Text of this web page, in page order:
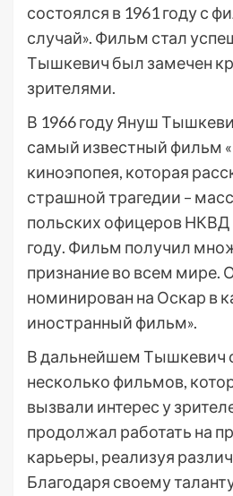
состоялся в 1961 году с
случай». Фильм стал
Тышкевич был замечен
зрителями.
В 1966 году Януш
самый известный фильм
киноэпопея, которая
страшной трагедии –
польских офицеров НКВД
году. Фильм получил
признание во всем мире.
номинирован на Оскар в
иностранный фильм».
В дальнейшем Тышкевич
несколько фильмов,
вызвали интерес у
продолжал работать на
карьеры, реализуя
Благодаря своему